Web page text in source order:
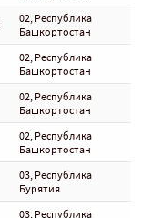
02, Республика
Башкортостан
02, Республика
Башкортостан
02, Республика
Башкортостан
02, Республика
Башкортостан
03, Республика
Бурятия
03, Республика